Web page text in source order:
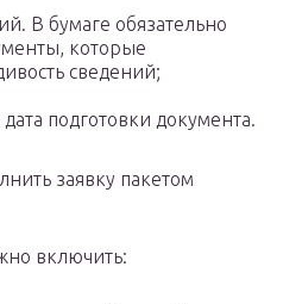
В бумаге обязательно
которые
сведений;
подготовки документа.
заявку пакетом
включить: